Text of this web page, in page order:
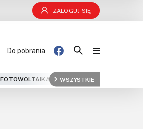
ZALOGUJ SIĘ
Do pobrania
FOTOWOLTAIKA FPGA GPS
WSZYSTKIE